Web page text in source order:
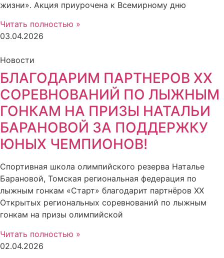
жизни». Акция приурочена к Всемирному дню
Читать полностью »
03.04.2026
Новости
БЛАГОДАРИМ ПАРТНЕРОВ XX
СОРЕВНОВАНИЙ ПО ЛЫЖНЫМ
ГОНКАМ НА ПРИЗЫ НАТАЛЬИ
БАРАНОВОЙ ЗА ПОДДЕРЖКУ
ЮНЫХ ЧЕМПИОНОВ!
Спортивная школа олимпийского резерва Наталье
Барановой, Томская региональная федерация по
лыжным гонкам «Старт» благодарит партнёров XX
Открытых региональных соревнований по лыжным
гонкам на призы олимпийской
Читать полностью »
02.04.2026